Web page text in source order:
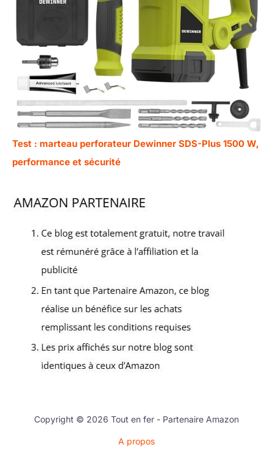
Test : marteau perforateur Dewinner SDS-Plus 1500 W,
performance et sécurité
Copyright © 2026 Tout en fer - Partenaire Amazon
A propos